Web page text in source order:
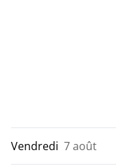
Vendredi 7 août